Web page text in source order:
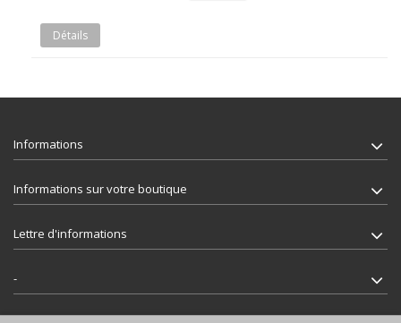
Détails
Informations
Informations sur votre boutique
Lettre d'informations
-